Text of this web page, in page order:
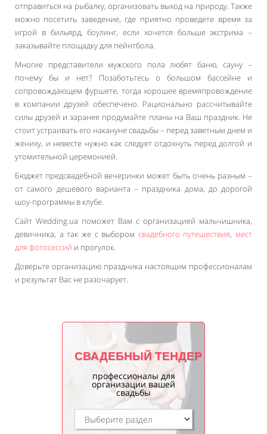
отправиться на рыбалку, организовать выход на природу. Также
можно посетить заведение, где приятно проведете время за
игрой в бильярд, боулинг, если хочется больше экстрима –
заказывайте площадку для пейнтбола.
Многие представители мужского пола любят баню, сауну –
почему бы и нет? Позаботьтесь о большом бассейне и
сопровождающем фуршете, тогда хорошее времяпровождение
в компании друзей обеспечено. Рационально рассчитывайте
силы друзей и заранее продумайте планы на Ваш праздник. Не
стоит устраивать его накануне свадьбы – перед заветным днем и
жениху, и невесте нужно как следует отдохнуть перед долгой и
утомительной церемонией.
Бюджет предсвадебной вечеринки может быть очень разным –
от самого дешевого варианта – праздника дома, до дорогой
шоу-программы в клубе.
Сайт Wedding.ua поможет Вам с организацией мальчишника,
девичника, а так же с выбором свадебного путешествия, мест
для фотосессий и прогулок.
Доверьте организацию праздника настоящим профессионалам
и результат Вас не разочарует.
СВАДЕБНЫЙ ТЕНДЕР
профессионалы для
организации вашей
свадьбы